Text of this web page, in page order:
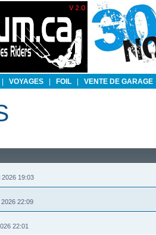
VOYAGES FOIL VENTE DE GARAGE
2026 19:03
22:09
22:01